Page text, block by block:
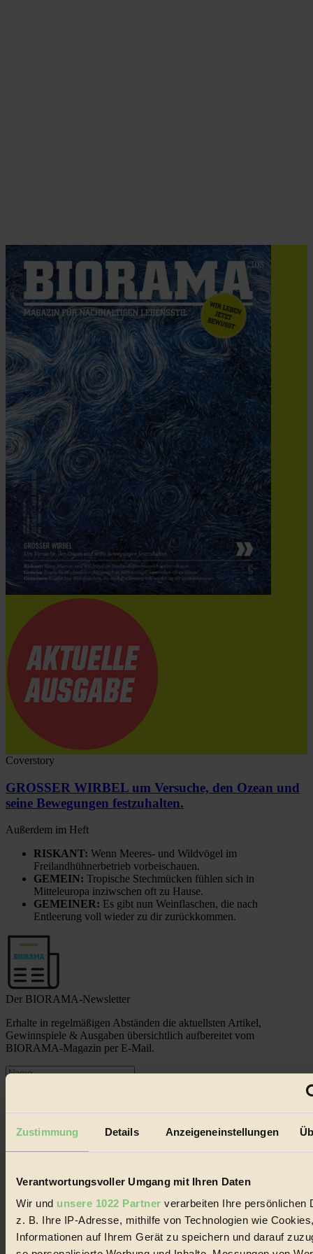
Zustimmung Details Anzeigeneinstellungen
Verantwortungsvoller Umgang mit Ihren Daten
Wir und unsere 1022 Partner verarbeiten Ihre persönlichen
z. B. Ihre IP-Adresse, mithilfe von Technologien wie
Informationen auf Ihrem Gerät zu speichern und darauf
Coverstory
GROSSER WIRBEL um Versuche, den Ozean und
seine Bewegungen festzuhalten.
Außerdem im Heft
RISKANT: Wenn Meeres- und Wildvögel im
Freilandhühnerbetrieb vorbeischauen.
GEMEIN: Tropische Stechmücken fühlen sich in
Mitteleuropa inziwschen oft zu Hause.
GEMEINER: Es gibt nun Weinflaschen, die nach
Entleerung voll wieder zu dir zurückkommen.
Der BIORAMA-Newsletter
Erhalte in regelmäßigen Abständen die aktuellsten Artikel,
Gewinnspiele & Ausgaben übersichtlich aufbereitet vom
BIORAMA-Magazin per E-Mail.
© 2026 Biorama GmbH
Datenschutz
Mediadaten